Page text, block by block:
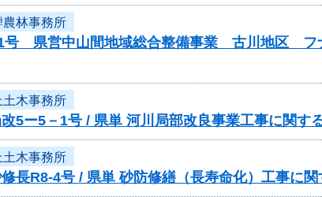
農林事務所
号 県営中山間地域総合整備事業 古川地区 フ
土木事務所
改5ー5－1号 / 県単 河川局部改良事業工事に関す
土木事務所
修長R8-4号 / 県単 砂防修繕（長寿命化）工事に